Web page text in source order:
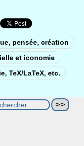
pensée, création
et iconomie
TeX/LaTeX, etc.